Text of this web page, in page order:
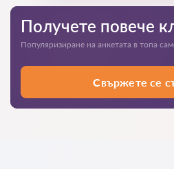
Получете повече
Популяризиране на анкетата в топа
Свържете се